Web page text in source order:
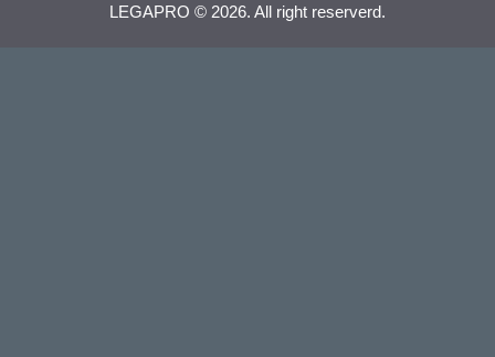
LEGAPRO © 2026. All right reserverd.